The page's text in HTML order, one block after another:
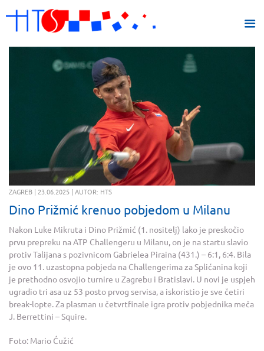
ZAGREB | 23.06.2025 | AUTOR: HTS
Dino Prižmić krenuo pobjedom u Milanu
Nakon Luke Mikruta i Dino Prižmić (1. nositelj) lako je preskočio
prvu prepreku na ATP Challengeru u Milanu, on je na startu slavio
protiv Talijana s pozivnicom Gabrielea Piraina (431.) – 6:1, 6:4. Bila
je ovo 11. uzastopna pobjeda na Challengerima za Splićanina koji
je prethodno osvojio turnire u Zagrebu i Bratislavi. U novi je uspjeh
ugradio tri asa uz 53 posto prvog servisa, a iskoristio je sve četiri
break-lopte. Za plasman u četvrtfinale igra protiv pobjednika meča
J. Berrettini – Squire.
Foto: Mario Ćužić